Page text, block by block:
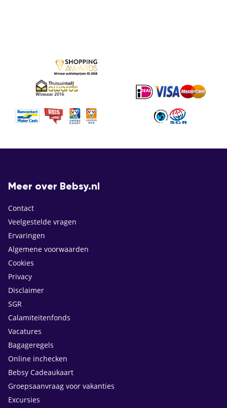
Meer over Bebsy.nl
Contact
Veelgestelde vragen
Ervaringen
Algemene voorwaarden
Cookies
Privacy
Disclaimer
SGR
Calamiteitenfonds
Vacatures
Bagageregels
Online inchecken
Bebsy Cadeaukaart
Groepsaanvraag voor vakanties
Excursies